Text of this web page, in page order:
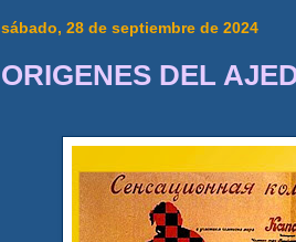
sábado, 28 de septiembre de 2024
ORIGENES DEL